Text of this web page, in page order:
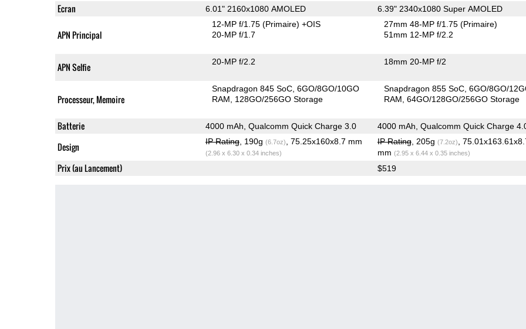
Ecran 6.01" 2160x1080 AMOLED 6.39" 2340x1080 Super AMOLED
APN Principal
12-MP f/1.75(Primaire) +OIS
20-MP f/1.7
27mm 48-MP f/1.75(Primaire)
51mm 12-MP f/2.2
APN Selfie 20-MP f/2.2 18mm 20-MP f/2
Processeur, Memoire
Snapdragon 845 SoC 6GO/8GO/10GO
RAM
128GO/256GO Storage
Snapdragon 855 SoC 6GO/8GO/
RAM 64GO/128GO/256GO Storage
Batterie 4000 mAh, Qualcomm Quick Charge 3.0 4000 mAh, Qualcomm Quick Charge
Design IP Rating, 190g (6.7oz) , 75.25x160x8.7 mm
(2.96 x 6.30 x 0.34 inches)
IP Rating, 205g (7.2oz)
,
mm (2.95 x 6.44 x 0.35 inches)
Prix (au Lancement) $519